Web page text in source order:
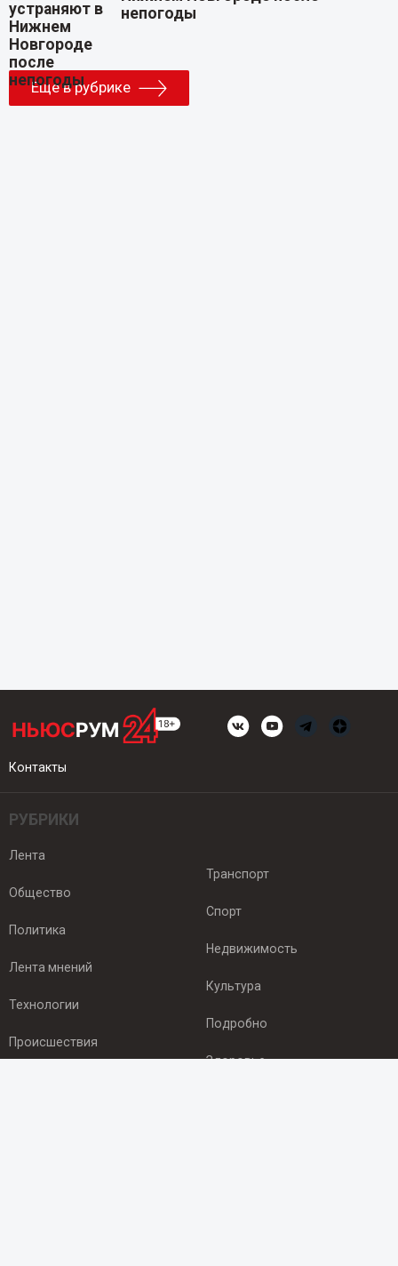
непогоды
Еще в рубрике
Контакты
РУБРИКИ
Лента
Общество
Политика
Лента мнений
Технологии
Происшествия
Транспорт
Спорт
Недвижимость
Культура
Подробно
Здоровье